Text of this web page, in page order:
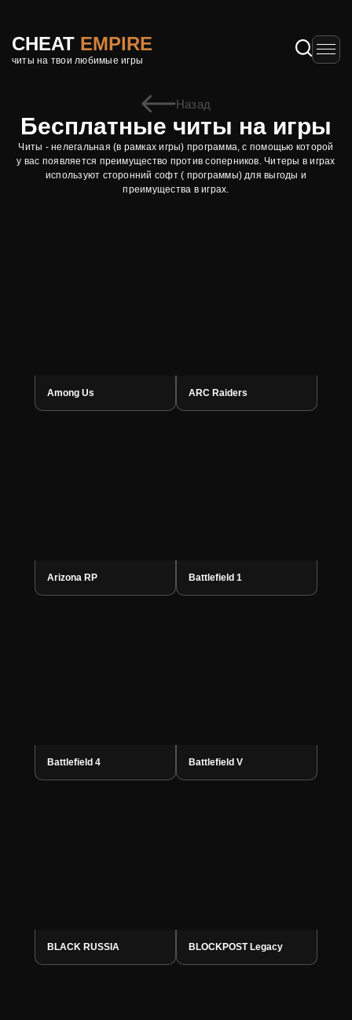
CHEAT EMPIRE
читы на твои любимые игры
Назад
Бесплатные читы на игры
Читы - нелегальная (в рамках игры) программа, с помощью которой
у вас появляется преимущество против соперников. Читеры в играх
используют сторонний софт ( программы) для выгоды и
преимущества в играх.
Among Us ARC Raiders
Arizona RP Battlefield 1
Battlefield 4 Battlefield V
BLACK RUSSIA BLOCKPOST Legacy